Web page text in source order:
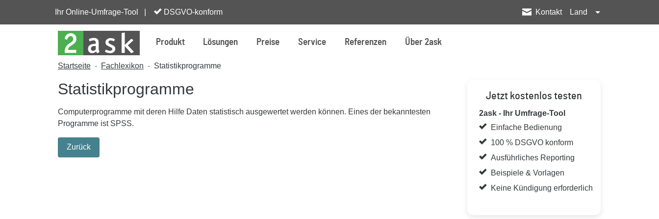
Ihr Online-Umfrage-Tool | DSGVO-konform Kontakt Land
Produkt Lösungen Preise Service Referenzen Über 2ask
Startseite Fachlexikon Statistikprogramme
Statistikprogramme
Computerprogramme mit deren Hilfe Daten statistisch ausgewertet werden können. Eines der bekanntesten
Programme ist SPSS.
Zurück
Jetzt kostenlos testen
2ask - Ihr Umfrage-Tool
Einfache Bedienung
100 % DSGVO konform
Ausführliches Reporting
Beispiele & Vorlagen
Keine Kündigung erforderlich